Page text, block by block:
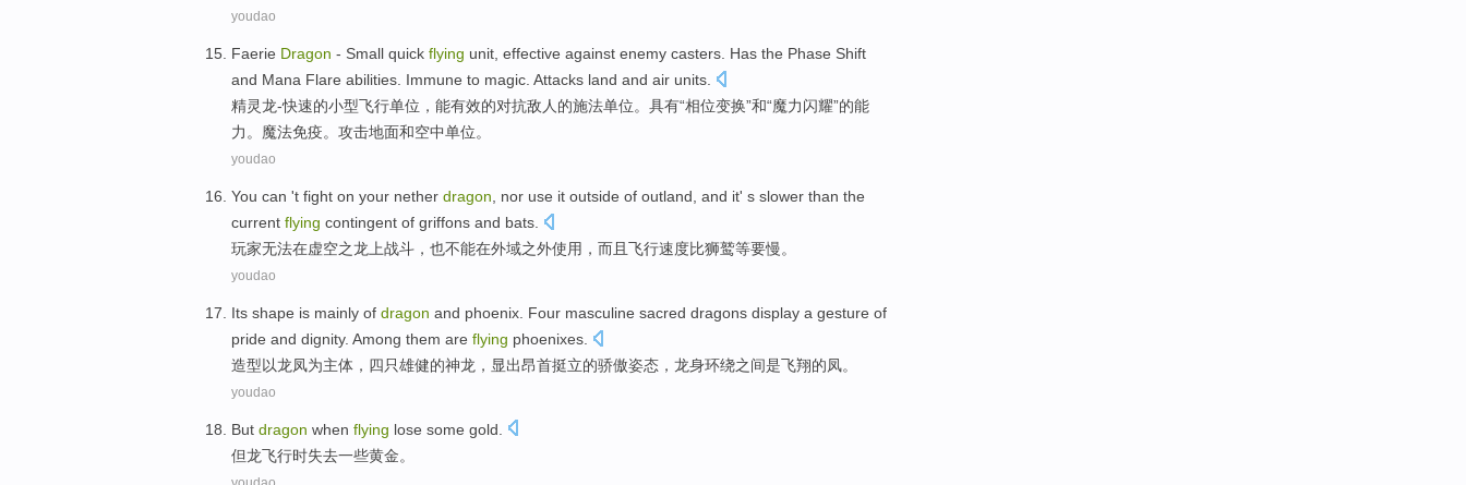
youdao
Faerie Dragon - Small quick flying unit effective against enemy casters Has the Phase Shift
and Mana Flare abilities Immune to magic Attacks land and air units
精灵龙-快速的小型飞行单位 ， 能有效的对抗敌人 的施法单位。 具有“相位变换”和“魔力闪耀”的能
力 。 魔法免疫。 攻击地面和空中单位。
youdao
You can 't fight on your nether dragon nor use it outside of outland and it' s slower than the
current flying contingent of griffons and bats.
玩家无法在虚空之龙 上战斗 ， 也不能在外域之外使用 ， 而且 飞行速度比狮鹫等要慢。
youdao
Its shape is mainly of dragon and phoenix Four masculine sacred dragons display a gesture of
pride and dignity. Among them are flying phoenixes.
造型以龙凤为主体， 四只雄健的神龙 ，显出昂首挺立的骄傲姿态 ，龙身环绕之间是飞翔的凤。
youdao
But dragon when flying lose some gold
但龙飞行时失去一些黄金。